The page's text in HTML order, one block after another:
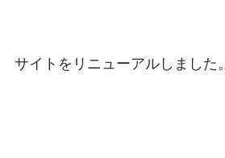
サイトをリニューアルしました。